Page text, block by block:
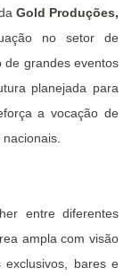
Gold Produções,
no setor de
de grandes eventos
planejada para
a vocação de
entre diferentes
ampla com visão
exclusivos, bares e